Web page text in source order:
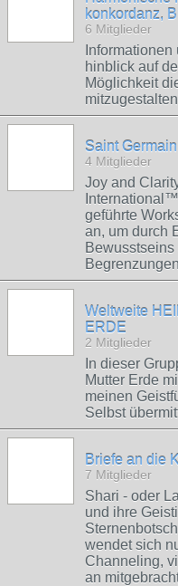
konkordanz,
6 Mitglieder
hinblick auf
Möglichkeit
Saint
4 Mitglieder
Joy and
geführte
an, um durch
Weltweite
ERDE
2 Mitglieder
In dieser
Mutter Erde
meinen
Selbst
Briefe an die
7 Mitglieder
Shari - oder
und ihre
wendet sich
Channeling,
an